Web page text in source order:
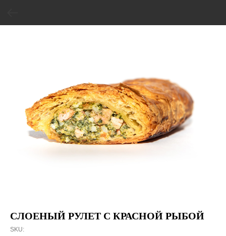
СЛОЕНЫЙ РУЛЕТ С КРАСНОЙ РЫБОЙ
SKU: